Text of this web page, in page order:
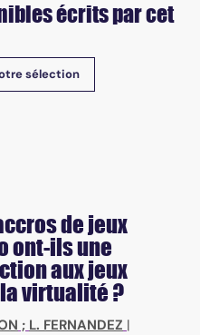
écrits par cet
sélection
de jeux
ont-ils une
aux jeux
virtualité ?
; L. FERNANDEZ |